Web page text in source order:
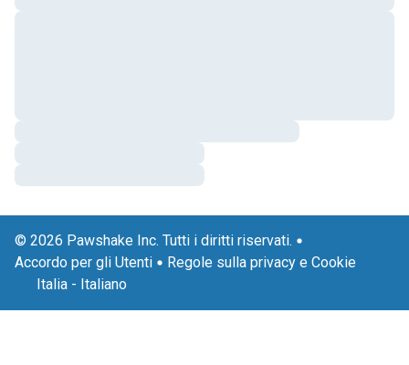
© 2026 Pawshake Inc. Tutti i diritti riservati.
Accordo per gli Utenti
Regole sulla privacy e Cookie
Italia - Italiano